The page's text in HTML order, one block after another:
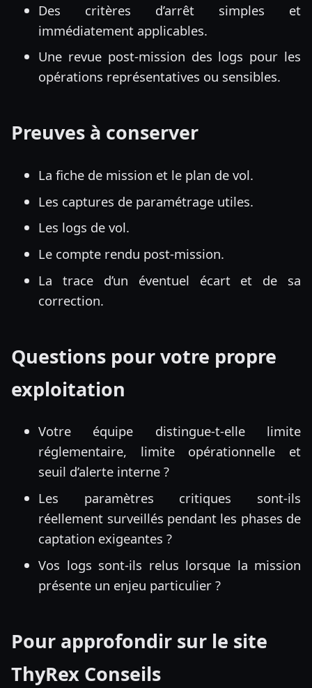
Des critères d’arrêt simples et
immédiatement applicables.
Une revue post-mission des logs pour les
opérations représentatives ou sensibles.
Preuves à conserver
La fiche de mission et le plan de vol.
Les captures de paramétrage utiles.
Les logs de vol.
Le compte rendu post-mission.
La trace d’un éventuel écart et de sa
correction.
Questions pour votre propre
exploitation
Votre équipe distingue-t-elle limite
réglementaire, limite opérationnelle et
seuil d’alerte interne ?
Les paramètres critiques sont-ils
réellement surveillés pendant les phases de
captation exigeantes ?
Vos logs sont-ils relus lorsque la mission
présente un enjeu particulier ?
Pour approfondir sur le site
ThyRex Conseils